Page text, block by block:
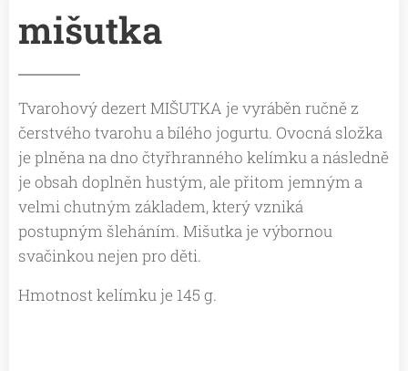
mišutka
Tvarohový dezert MIŠUTKA je vyráběn ručně z
čerstvého tvarohu a bílého jogurtu. Ovocná složka
je plněna na dno čtyřhranného kelímku a následně
je obsah doplněn hustým, ale přitom jemným a
velmi chutným základem, který vzniká
postupným šleháním. Mišutka je výbornou
svačinkou nejen pro děti.
Hmotnost kelímku je 145 g.